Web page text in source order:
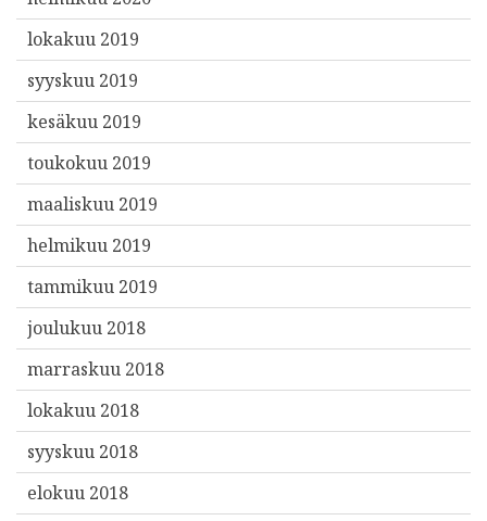
lokakuu 2019
syyskuu 2019
kesäkuu 2019
toukokuu 2019
maaliskuu 2019
helmikuu 2019
tammikuu 2019
joulukuu 2018
marraskuu 2018
lokakuu 2018
syyskuu 2018
elokuu 2018